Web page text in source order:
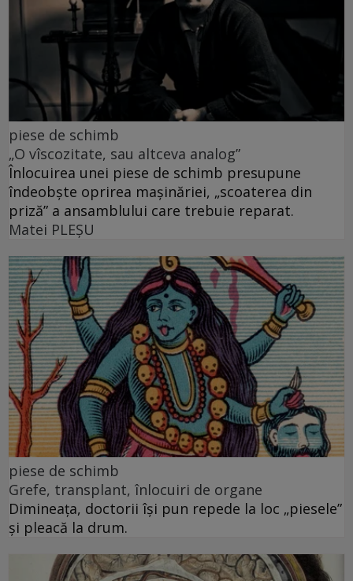
piese de schimb
„O vîscozitate, sau altceva analog”
Înlocuirea unei piese de schimb presupune
îndeobște oprirea mașinăriei, „scoaterea din
priză” a ansamblului care trebuie reparat.
Matei PLEŞU
piese de schimb
Grefe, transplant, înlocuiri de organe
Dimineața, doctorii își pun repede la loc „piesele”
și pleacă la drum.